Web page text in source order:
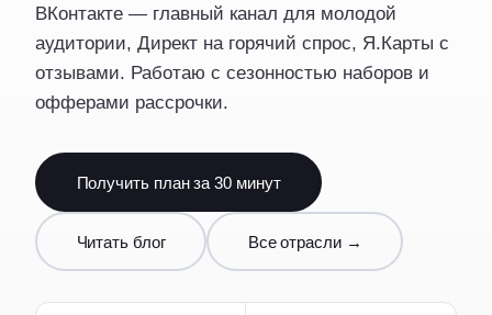
ВКонтакте — главный канал для молодой
аудитории, Директ на горячий спрос, Я.Карты с
отзывами. Работаю с сезонностью наборов и
офферами рассрочки.
Получить план за 30 минут
Читать блог Все отрасли →